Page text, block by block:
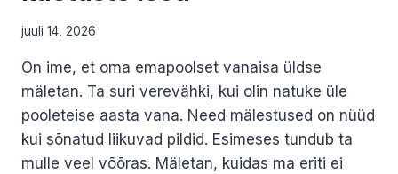
juuli 14, 2026
On ime, et oma emapoolset vanaisa üldse
mäletan. Ta suri verevähki, kui olin natuke üle
pooleteise aasta vana. Need mälestused on nüüd
kui sõnatud liikuvad pildid. Esimeses tundub ta
mulle veel võõras. Mäletan, kuidas ma eriti ei